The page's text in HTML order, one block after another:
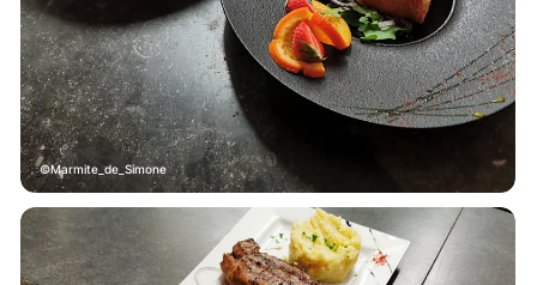
Marmite_de_Simone